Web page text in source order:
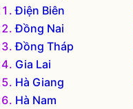
Điện Biên
Đồng Nai
Đồng Tháp
Gia Lai
Hà Giang
Hà Nam